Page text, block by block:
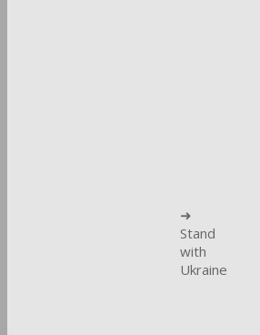
➜
Stand
with
Ukraine